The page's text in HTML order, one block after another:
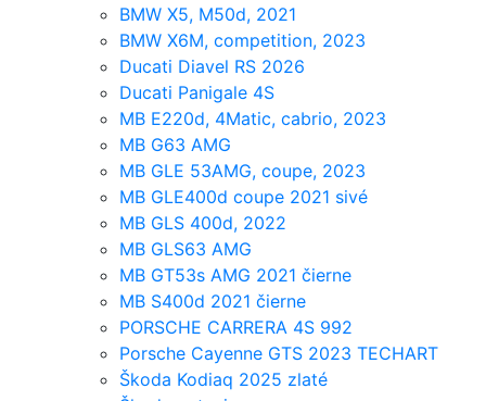
BMW X5, M50d, 2021
BMW X6M, competition, 2023
Ducati Diavel RS 2026
Ducati Panigale 4S
MB E220d, 4Matic, cabrio, 2023
MB G63 AMG
MB GLE 53AMG, coupe, 2023
MB GLE400d coupe 2021 sivé
MB GLS 400d, 2022
MB GLS63 AMG
MB GT53s AMG 2021 čierne
MB S400d 2021 čierne
PORSCHE CARRERA 4S 992
Porsche Cayenne GTS 2023 TECHART
Škoda Kodiaq 2025 zlaté